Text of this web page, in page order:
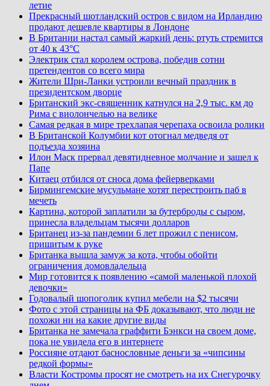
летие
Прекрасный шотландский остров с видом на Ирландию
продают дешевле квартиры в Лондоне
В Британии настал самый жаркий день: ртуть стремится
от 40 к 43°C
Электрик стал королем острова, победив сотни
претендентов со всего мира
Жители Шри-Ланки устроили вечный праздник в
президентском дворце
Британский экс-священник катнулся на 2,9 тыс. км до
Рима с виолончелью на велике
Самая редкая в мире трехлапая черепаха освоила ролики
В Британской Колумбии кот отогнал медведя от
подъезда хозяина
Илон Маск прервал девятидневное молчание и зашел к
Папе
Китаец отбился от сноса дома фейерверками
Бирмингемские мусульмане хотят перестроить паб в
мечеть
Картина, которой заплатили за бутерброды с сыром,
принесла владельцам тысячи долларов
Британец из-за пандемии 6 лет прожил с пенисом,
пришитым к руке
Британка вышла замуж за кота, чтобы обойти
ограничения домовладельца
Мир готовится к появлению «самой маленькой плохой
девочки»
Годовалый шопоголик купил мебели на $2 тысячи
Фото с этой страницы на ФБ доказывают, что люди не
похожи ни на какие другие виды
Британка не замечала граффити Бэнкси на своем доме,
пока не увидела его в интернете
Россияне отдают баснословные деньги за «чипсины
редкой формы»
Власти Костромы просят не смотреть на их Снегурочку